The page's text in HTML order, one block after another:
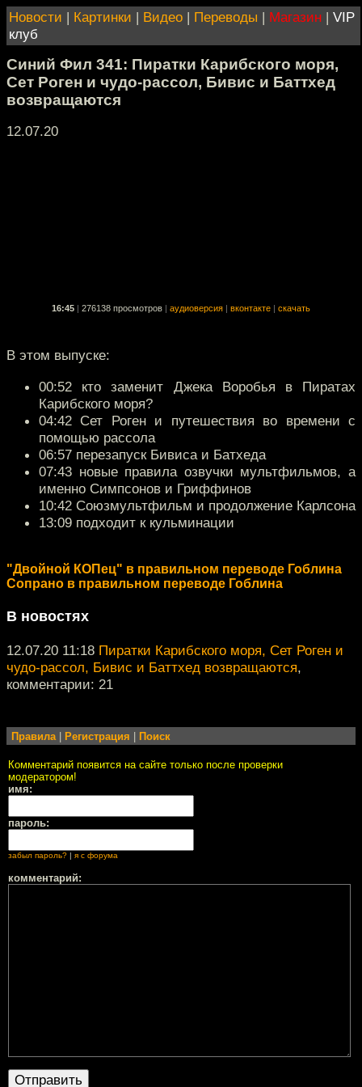
Новости | Картинки | Видео | Переводы | Магазин | VIP
клуб
Синий Фил 341: Пиратки Карибского моря,
Сет Роген и чудо-рассол, Бивис и Баттхед
возвращаются
12.07.20
16:45 276138 просмотров аудиоверсия вконтакте скачать
В этом выпуске:
00:52 кто заменит Джека Воробья в Пиратах
Карибского моря?
04:42 Сет Роген и путешествия во времени с
помощью рассола
06:57 перезапуск Бивиса и Батхеда
07:43 новые правила озвучки мультфильмов, а
именно Симпсонов и Гриффинов
10:42 Союзмультфильм и продолжение Карлсона
13:09 подходит к кульминации
"Двойной КОПец" в правильном переводе Гоблина
Сопрано в правильном переводе Гоблина
В новостях
12.07.20 11:18 Пиратки Карибского моря, Сет Роген и
чудо-рассол, Бивис и Баттхед возвращаются,
комментарии: 21
Правила| Регистрация Поиск
Комментарий появится на сайте только после проверки
модератором!
имя:
пароль:
забыл пароль? | я с форума
комментарий: